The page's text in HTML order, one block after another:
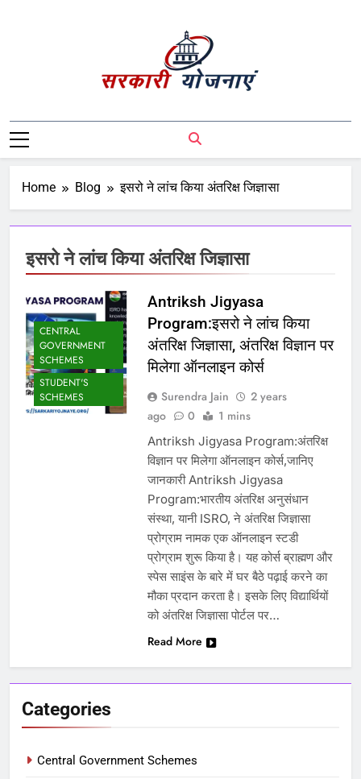
Sarkari Yojnaye
सरकारी योजनाएं | Central Government
Schemes | State Government Schemes |
PM Modi Yojna | Pradhanmantri Yojna |
PM Modi Schemes | Place To Find All The
Home Blog इसरो ने लांच किया अंतरिक्ष जिज्ञासा
इसरो ने लांच किया अंतरिक्ष जिज्ञासा
CENTRAL
GOVERNMENT
SCHEMES
STUDENT'S
SCHEMES
Antriksh Jigyasa
Program:इसरो ने लांच किया
अंतरिक्ष जिज्ञासा, अंतरिक्ष विज्ञान पर
मिलेगा ऑनलाइन कोर्स
Surendra Jain
2 years
ago
0 1 mins
Antriksh Jigyasa Program:अंतरिक्ष
विज्ञान पर मिलेगा ऑनलाइन कोर्स,जानिए
जानकारी Antriksh Jigyasa
Program:भारतीय अंतरिक्ष अनुसंधान
संस्था, यानी ISRO, ने अंतरिक्ष जिज्ञासा
प्रोग्राम नामक एक ऑनलाइन स्टडी
प्रोग्राम शुरू किया है। यह कोर्स ब्राह्मण और
स्पेस साइंस के बारे में घर बैठे पढ़ाई करने का
मौका प्रदान करता है। इसके लिए विद्यार्थियों
को अंतरिक्ष जिज्ञासा पोर्टल पर…
Read More
Categories
Central Government Schemes